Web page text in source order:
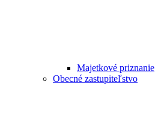
Majetkové priznanie
Obecné zastupiteľstvo